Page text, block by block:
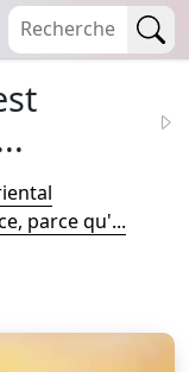
parce qu'...